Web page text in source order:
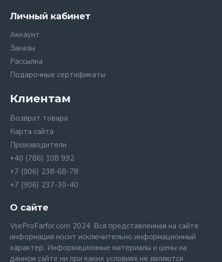
Личный кабинет
Аккаунт
Заказы
Рассылка
Подарочные сертификаты
Клиентам
Возврат товара
Карта сайта
Производители
+40 (786) 108 992
+7 (906) 238-68-78
+7 (906) 237-30-40
О сайте
VseProFarfor.com 2024. Вся представленная на сайте
информация носит исключительно информационный
характер. Информационные материалы и цены на
данном сайте ни при каких условиях не являются